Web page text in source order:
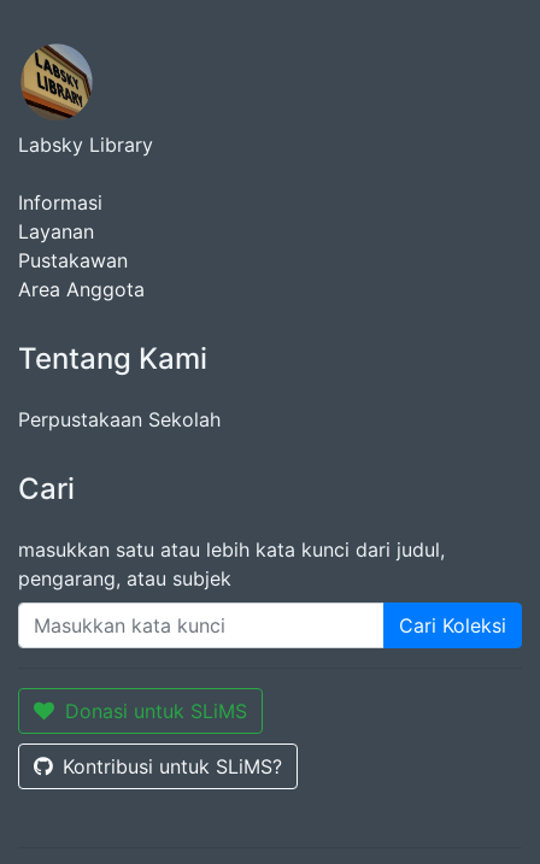
Labsky Library
Informasi
Layanan
Pustakawan
Area Anggota
Tentang Kami
Perpustakaan Sekolah
Cari
masukkan satu atau lebih kata kunci dari judul,
pengarang, atau subjek
Cari Koleksi
Donasi untuk SLiMS
Kontribusi untuk SLiMS?